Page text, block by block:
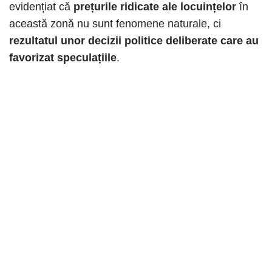
evidențiat că prețurile ridicate ale locuințelor în
această zonă nu sunt fenomene naturale, ci
rezultatul unor decizii politice deliberate care au
favorizat speculațiile. ​